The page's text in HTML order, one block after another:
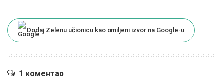
Dodaj Zelenu učionicu kao omiljeni izvor na Google-u
1 коментар